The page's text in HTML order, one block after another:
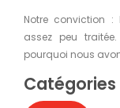
Notre conviction :
assez peu
pourquoi nous
Catégories